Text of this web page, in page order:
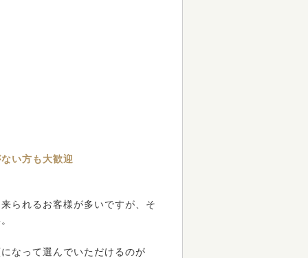
い方も大歓迎
られるお客様が多いですが、そ
なって選んでいただけるのが